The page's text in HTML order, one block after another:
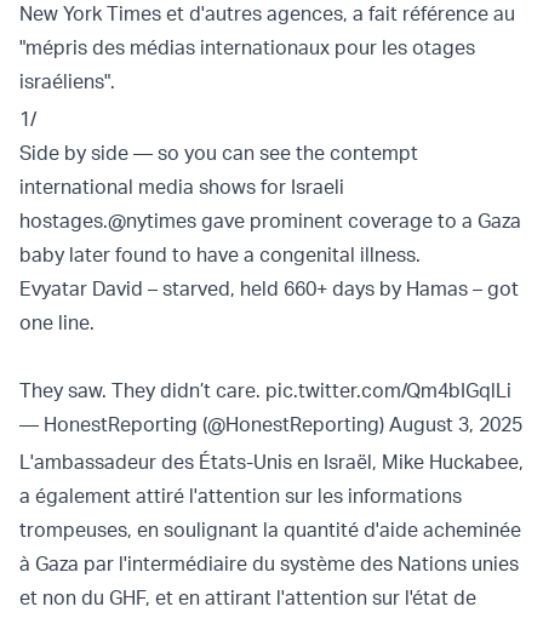
New York Times et d'autres agences, a fait référence au
"mépris des médias internationaux pour les otages
israéliens".
1/
Side by side — so you can see the contempt
international media shows for Israeli
hostages.@nytimes gave prominent coverage to a Gaza
baby later found to have a congenital illness.
Evyatar David – starved, held 660+ days by Hamas – got
one line.
They saw. They didn’t care. pic.twitter.com/Qm4bIGqlLi
— HonestReporting (@HonestReporting) August 3, 2025
L'ambassadeur des États-Unis en Israël, Mike Huckabee,
a également attiré l'attention sur les informations
trompeuses, en soulignant la quantité d'aide acheminée
à Gaza par l'intermédiaire du système des Nations unies
et non du GHF, et en attirant l'attention sur l'état de